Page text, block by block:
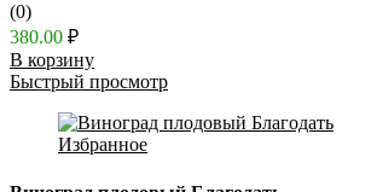
(0)
380.00 ₽
В корзину
Быстрый просмотр
Избранное